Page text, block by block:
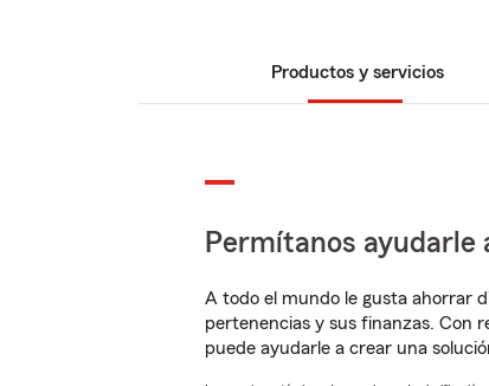
Productos y servicios
Permítanos ayudarle
A todo el mundo le gusta ahorrar
pertenencias y sus finanzas. Con
puede ayudarle a crear una